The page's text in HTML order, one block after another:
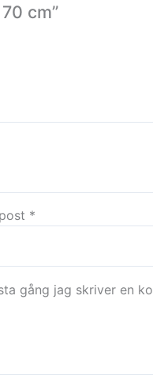
cm”
*
gång jag skriver en